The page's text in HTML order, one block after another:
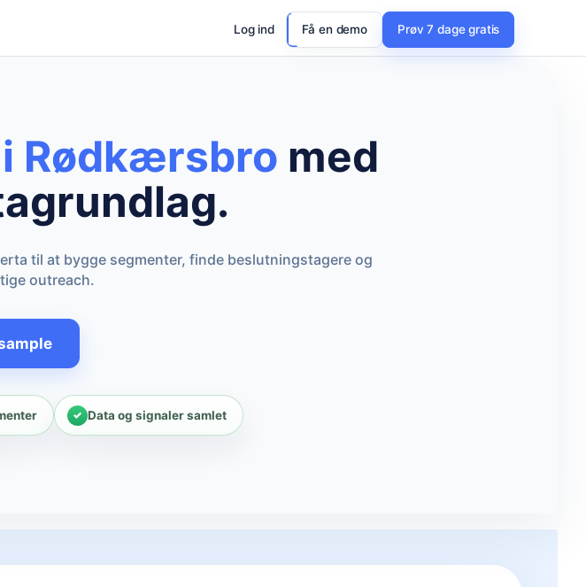
Log ind Få en demo Prøv 7 dage gratis
Rødkærsbro med
til at bygge segmenter, finde beslutningstagere og
outreach.
Data og signaler samlet